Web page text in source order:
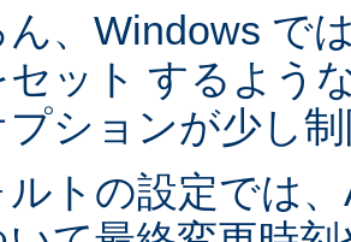
ん、Windows で
セット するよう
プションが少し
トの設定では